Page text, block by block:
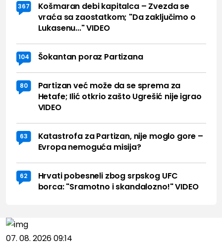
367
Košmaran debi kapitalca – Zvezda se
vraća sa zaostatkom; "Da zaključimo o
Lukasenu..." VIDEO
104 Šokantan poraz Partizana
80
Partizan već može da se sprema za
Hetafe; Ilić otkrio zašto Ugrešić nije igrao
VIDEO
63
Katastrofa za Partizan, nije moglo gore –
Evropa nemoguća misija?
62
Hrvati pobesneli zbog srpskog UFC
borca: "Sramotno i skandalozno!" VIDEO
07. 08. 2026 09:14